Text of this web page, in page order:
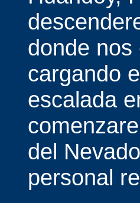
donde
cargando
escalada
del
personal